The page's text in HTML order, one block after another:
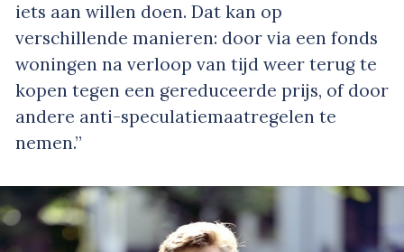
iets aan willen doen. Dat kan op
verschillende manieren: door via een fonds
woningen na verloop van tijd weer terug te
kopen tegen een gereduceerde prijs, of door
andere anti-speculatiemaatregelen te
nemen.”